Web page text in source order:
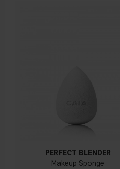
PERFECT BLENDER
Makeup Sponge